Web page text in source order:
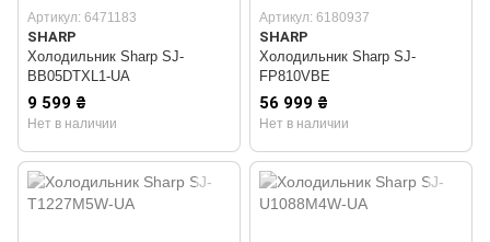
Артикул: 6471183
SHARP
Холодильник Sharp SJ-
BB05DTXL1-UA
9 599 ₴
Нет в наличии
Артикул: 6180937
SHARP
Холодильник Sharp SJ-
FP810VBE
56 999 ₴
Нет в наличии